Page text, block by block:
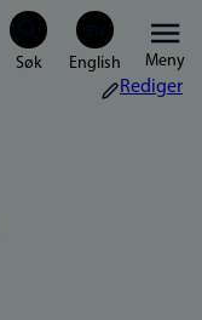
Meny
Rediger